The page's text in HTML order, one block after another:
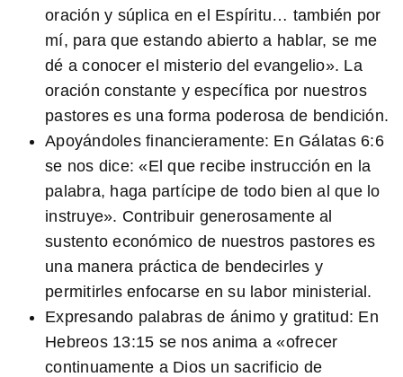
oración y súplica en el Espíritu… también por
mí, para que estando abierto a hablar, se me
dé a conocer el misterio del evangelio». La
oración constante y específica por nuestros
pastores es una forma poderosa de bendición.
Apoyándoles financieramente: En Gálatas 6:6
se nos dice: «El que recibe instrucción en la
palabra, haga partícipe de todo bien al que lo
instruye». Contribuir generosamente al
sustento económico de nuestros pastores es
una manera práctica de bendecirles y
permitirles enfocarse en su labor ministerial.
Expresando palabras de ánimo y gratitud: En
Hebreos 13:15 se nos anima a «ofrecer
continuamente a Dios un sacrificio de